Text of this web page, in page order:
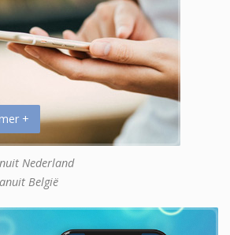
+
Nederland
België